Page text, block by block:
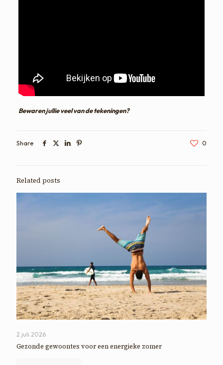
Bewaren jullie veel van de tekeningen?
Share 0
Related posts
2 juli 2026
Gezonde gewoontes voor een energieke zomer